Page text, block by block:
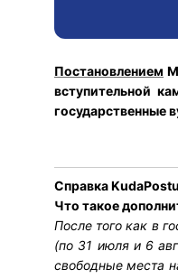
Постановлением
вступительной
государственные
Справка
Что такое
После того как в
(по 31 июля и 6
свободные места